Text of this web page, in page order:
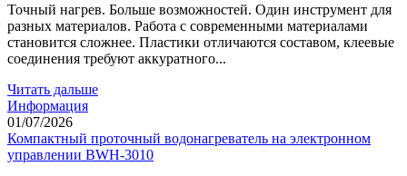
Точный нагрев. Больше возможностей. Один инструмент для
разных материалов. Работа с современными материалами
становится сложнее. Пластики отличаются составом, клеевые
соединения требуют аккуратного...
Читать дальше
Информация
01/07/2026
Компактный проточный водонагреватель на электронном
управлении BWH-3010